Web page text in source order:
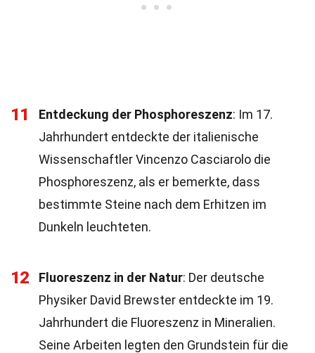
11 Entdeckung der Phosphoreszenz: Im 17.
Jahrhundert entdeckte der italienische
Wissenschaftler Vincenzo Casciarolo die
Phosphoreszenz, als er bemerkte, dass
bestimmte Steine nach dem Erhitzen im
Dunkeln leuchteten.
12 Fluoreszenz in der Natur: Der deutsche
Physiker David Brewster entdeckte im 19.
Jahrhundert die Fluoreszenz in Mineralien.
Seine Arbeiten legten den Grundstein für die